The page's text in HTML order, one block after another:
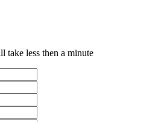
take less then a minute